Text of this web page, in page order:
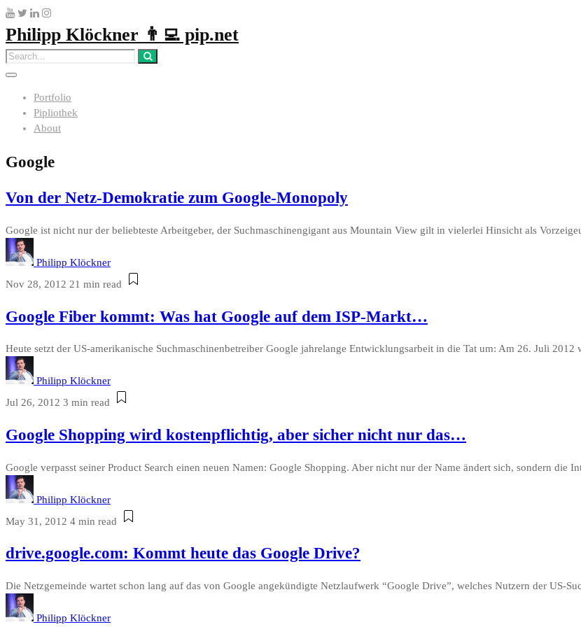
Philipp Klöckner 👨‍💻 pip.net
Portfolio
Pipliothek
About
Google
Von der Netz-Demokratie zum Google-Monopoly
Google ist nicht nur der beliebteste Arbeitgeber, der Suchmaschinengigant aus Mountain View gilt in vielerlei Hinsicht als
Philipp Klöckner
Nov 28, 2012 21 min read
Google Fiber kommt: Was hat Google auf dem ISP-Markt…
Heute setzt der US-amerikanische Suchmaschinenbetreiber Google jahrelange Entwicklungsarbeit in die Tat um: Am 26. Juli
Philipp Klöckner
Jul 26, 2012 3 min read
Google Shopping wird kostenpflichtig, aber sicher nicht nur das…
Google verpasst seiner Product Search einen neuen Namen: Google Shopping. Aber nicht nur der Name ändert sich, sondern die
Philipp Klöckner
May 31, 2012 4 min read
drive.google.com: Kommt heute das Google Drive?
Die Netzgemeinde wartet schon lang auf das von Google angekündigte Netzlaufwerk “Google Drive”, welches Nutzern der US-
Philipp Klöckner